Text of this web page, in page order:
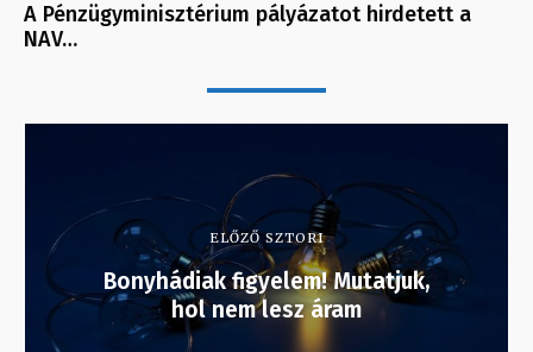
A Pénzügyminisztérium pályázatot hirdetett a
NAV…
ELŐZŐ SZTORI
Bonyhádiak figyelem! Mutatjuk,
hol nem lesz áram